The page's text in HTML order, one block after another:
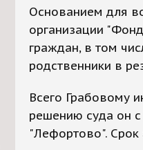
Основанием для
организации
граждан, в том
родственники в
Всего Грабовому
решению суда он
"Лефортово". Срок